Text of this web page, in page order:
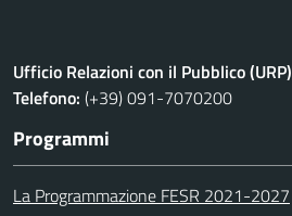
Ufficio Relazioni con il Pubblico (URP)
Telefono: (+39) 091-7070200
Programmi
La Programmazione FESR 2021-2027